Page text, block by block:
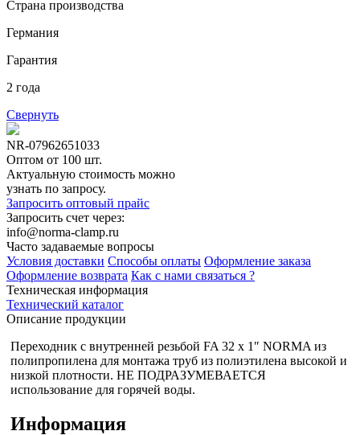
Страна производства
Германия
Гарантия
2 года
Свернуть
NR-07962651033
Оптом от 100 шт.
Актуальную стоимость можно
узнать по запросу.
Запросить оптовый прайс
Запросить счет через:
info@norma-clamp.ru
Часто задаваемые вопросы
Условия доставки Способы оплаты Оформление заказа
Оформление возврата Как с нами связаться ?
Техническая информация
Технический каталог
Описание продукции
Переходник с внутренней резьбой FA 32 x 1″ NORMA из
полипропилена для монтажа труб из полиэтилена высокой и
низкой плотности. НЕ ПОДРАЗУМЕВАЕТСЯ
использование для горячей воды.
Информация